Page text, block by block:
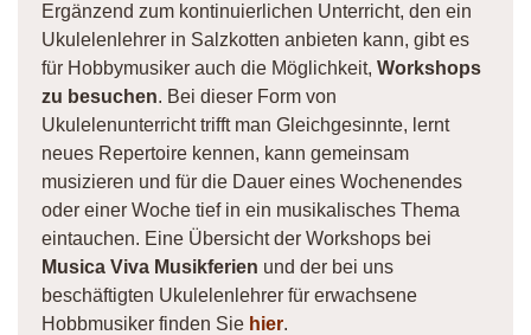
Ergänzend zum kontinuierlichen Unterricht, den ein
Ukulelenlehrer in Salzkotten anbieten kann, gibt es
für Hobbymusiker auch die Möglichkeit, Workshops
zu besuchen. Bei dieser Form von
Ukulelenunterricht trifft man Gleichgesinnte, lernt
neues Repertoire kennen, kann gemeinsam
musizieren und für die Dauer eines Wochenendes
oder einer Woche tief in ein musikalisches Thema
eintauchen. Eine Übersicht der Workshops bei
Musica Viva Musikferien und der bei uns
beschäftigten Ukulelenlehrer für erwachsene
Hobbmusiker finden Sie hier.